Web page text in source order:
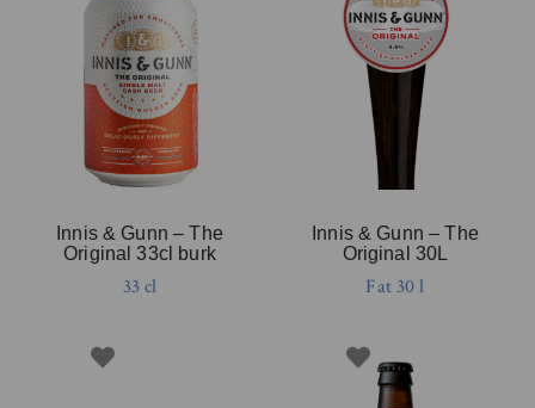
Innis & Gunn – The
Original 33cl burk
33 cl
Innis & Gunn – The
Original 30L
Fat 30 l